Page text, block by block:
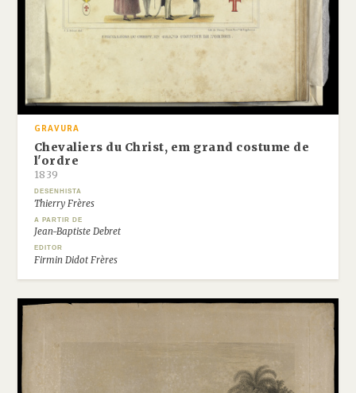
GRAVURA
Chevaliers du Christ, em grand costume de
l'ordre
1839
DESENHISTA
Thierry Frères
A PARTIR DE
Jean-Baptiste Debret
EDITOR
Firmin Didot Frères